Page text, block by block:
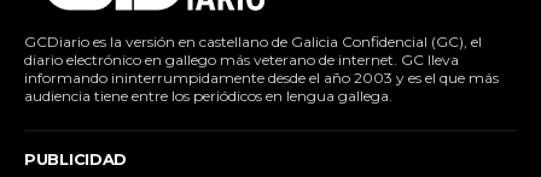
GCDiario es la versión en castellano de Galicia Confidencial (GC), el
diario electrónico en gallego más veterano de internet. GC lleva
informando ininterrumpidamente desde el año 2003 y es el que más
audiencia tiene entre los periódicos en lengua gallega.
PUBLICIDAD